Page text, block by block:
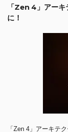
「Zen 4」アー
に！
「Zen 4」アーキテ